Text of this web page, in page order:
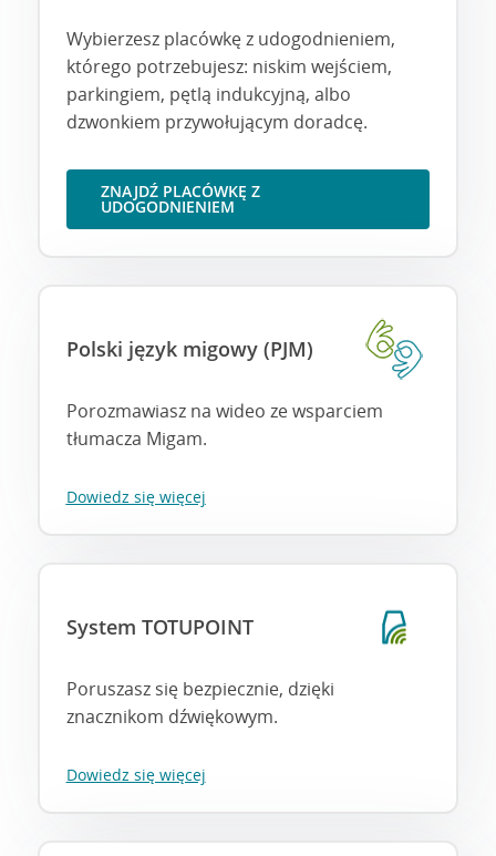
Wybierzesz placówkę z udogodnieniem,
którego potrzebujesz: niskim wejściem,
parkingiem, pętlą indukcyjną, albo
dzwonkiem przywołującym doradcę.
ZNAJDŹ PLACÓWKĘ Z
UDOGODNIENIEM
Polski język migowy (PJM)
Porozmawiasz na wideo ze wsparciem
tłumacza Migam.
Dowiedz się więcej
System TOTUPOINT
Poruszasz się bezpiecznie, dzięki
znacznikom dźwiękowym.
Dowiedz się więcej